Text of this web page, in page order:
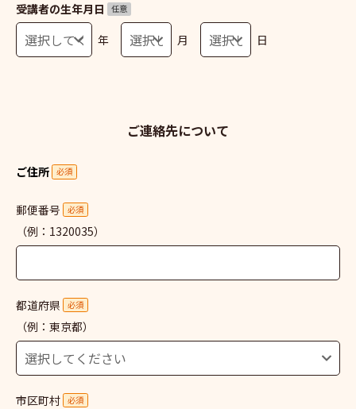
受講者の生年月日 任意
年 月 日
ご連絡先について
ご住所 必須
郵便番号 必須
（例：1320035）
都道府県 必須
（例：東京都）
市区町村 必須